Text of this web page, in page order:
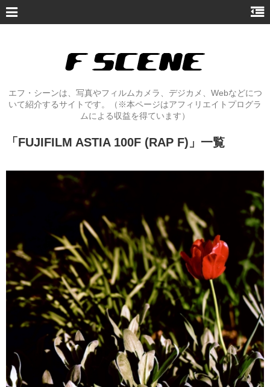
エフ・シーンは、写真やフィルムカメラ、デジカメ、Webなどにつ
いて紹介するサイトです。（※本ページはアフィリエイトプログラ
ムによる収益を得ています）
「 FUJIFILM ASTIA 100F (RAP F) 」 一覧